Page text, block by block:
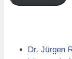
Dr. Jürgen